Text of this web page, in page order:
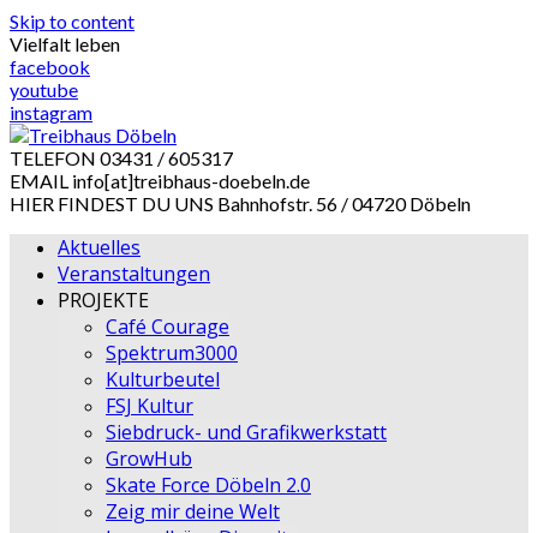
Skip to content
Vielfalt leben
facebook
youtube
instagram
TELEFON 03431 / 605317
EMAIL info[at]treibhaus-doebeln.de
HIER FINDEST DU UNS Bahnhofstr. 56 / 04720 Döbeln
Aktuelles
Veranstaltungen
PROJEKTE
Café Courage
Spektrum3000
Kulturbeutel
FSJ Kultur
Siebdruck- und Grafikwerkstatt
GrowHub
Skate Force Döbeln 2.0
Zeig mir deine Welt